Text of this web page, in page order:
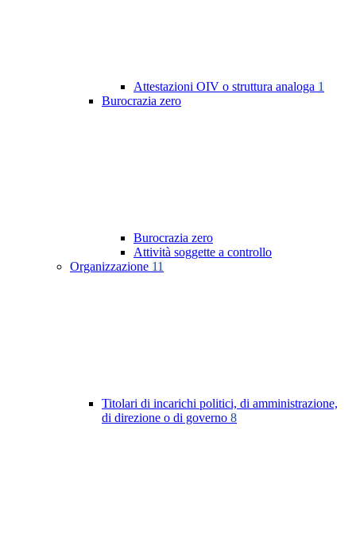
Attestazioni OIV o struttura analoga 1
Burocrazia zero
Burocrazia zero
Attività soggette a controllo
Organizzazione 11
Titolari di incarichi politici, di amministrazione,
di direzione o di governo 8